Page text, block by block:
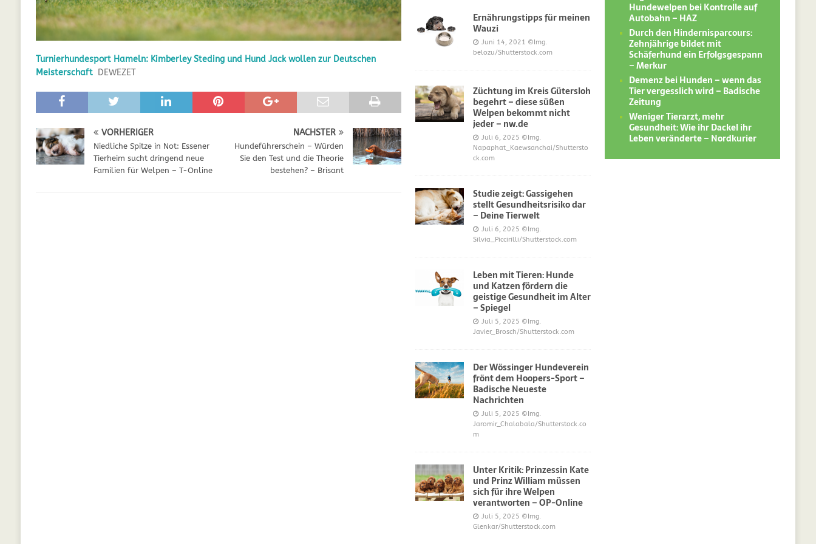
GESUNDHEIT
[ Juli 5, 2025 ] Der Wössinger Hundeverein frönt dem Hoopers-Sport – Badische Neueste Nachrichten SPORT
[ Juli 5, 2025 ] Unter Kritik: Prinzessin Kate und Prinz William müssen sich für ihre Welpen verantworten – OP-
[ September 29, 2021 ] Kalzium für Hunde – Knochen oder Eierschalen? DIES UND DAS
Turnierhundesport Hameln: Kimberley Steding und Hund Jack wollen zur Deutschen
Meisterschaft DEWEZET
VORHERIGER
Niedliche Spitze in Not: Essener
Tierheim sucht dringend neue
Familien für Welpen – T-Online
NÄCHSTER
Hundeführerschein – Würden
Sie den Test und die Theorie
bestehen? – Brisant
Ernährungstipps für meinen
Wauzi
Juni 14, 2021 ©Img.
belozu/Shutterstock.com
Züchtung im Kreis Gütersloh
begehrt – diese süßen
Welpen bekommt nicht
jeder – nw.de
Juli 6, 2025 ©Img.
Napaphat_Kaewsanchai/Shuttersto
ck.com
Studie zeigt: Gassigehen
stellt Gesundheitsrisiko dar
– Deine Tierwelt
Juli 6, 2025 ©Img.
Silvia_Piccirilli/Shutterstock.com
Leben mit Tieren: Hunde
und Katzen fördern die
geistige Gesundheit im Alter
– Spiegel
Juli 5, 2025 ©Img.
Javier_Brosch/Shutterstock.com
Der Wössinger Hundeverein
frönt dem Hoopers-Sport –
Badische Neueste
Nachrichten
Juli 5, 2025 ©Img.
Jaromir_Chalabala/Shutterstock.co
m
Unter Kritik: Prinzessin Kate
und Prinz William müssen
sich für ihre Welpen
verantworten – OP-Online
Juli 5, 2025 ©Img.
Glenkar/Shutterstock.com
Hundewelpen bei Kontrolle auf
Autobahn – HAZ
Durch den Hindernisparcours:
Zehnjährige bildet mit
Schäferhund ein Erfolgsgespann
– Merkur
Demenz bei Hunden – wenn das
Tier vergesslich wird – Badische
Zeitung
Weniger Tierarzt, mehr
Gesundheit: Wie ihr Dackel ihr
Leben veränderte – Nordkurier